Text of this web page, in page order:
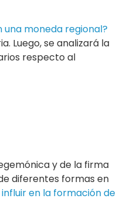
moneda regional?
Luego, se analizará la
respecto al
y de la firma
diferentes formas en
en la formación de